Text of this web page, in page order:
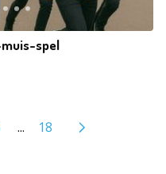
spel
... 18